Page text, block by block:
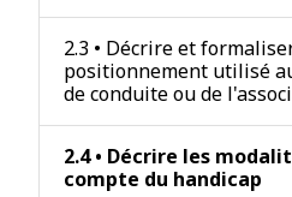
2.3 • Décrire et
positionnement utilisé
de conduite ou de
2.4 • Décrire les
compte du handicap